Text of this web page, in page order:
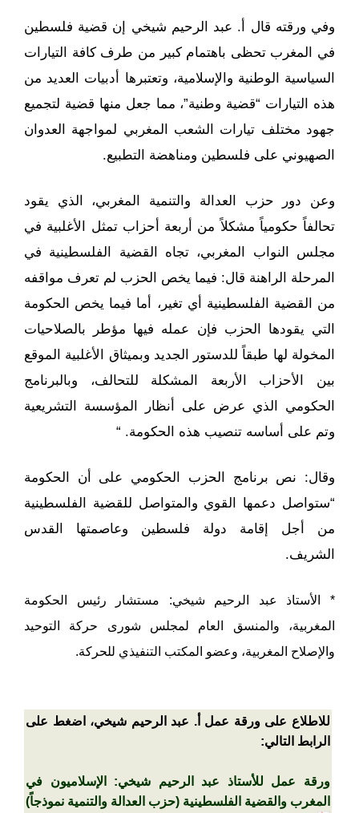
وفي ورقته قال أ. عبد الرحيم شيخي إن قضية فلسطين
في المغرب تحظى باهتمام كبير من طرف كافة التيارات
السياسية الوطنية والإسلامية، وتعتبرها أدبيات العديد من
هذه التيارات “قضية وطنية”، مما جعل منها قضية لتجميع
جهود مختلف تيارات الشعب المغربي لمواجهة العدوان
الصهيوني على فلسطين ومناهضة التطبيع.
وعن دور حزب العدالة والتنمية المغربي، الذي يقود
تحالفاً حكومياً مشكلاً من أربعة أحزاب تمثل الأغلبية في
مجلس النواب المغربي، تجاه القضية الفلسطينية في
المرحلة الراهنة قال: فيما يخص الحزب لم تعرف مواقفه
من القضية الفلسطينية أي تغير، أما فيما يخص الحكومة
التي يقودها الحزب فإن عمله فيها مؤطر بالصلاحيات
المخولة لها طبقاً للدستور الجديد وبميثاق الأغلبية الموقع
بين الأحزاب الأربعة المشكلة للتحالف، وبالبرنامج
الحكومي الذي عرض على أنظار المؤسسة التشريعية
وتم على أساسه تنصيب هذه الحكومة. “
وقال: نص برنامج الحزب الحكومي على أن الحكومة
“ستواصل دعمها القوي والمتواصل للقضية الفلسطينية
من أجل إقامة دولة فلسطين وعاصمتها القدس
الشريف.
* الأستاذ عبد الرحيم شيخي: مستشار رئيس الحكومة
المغربية، والمنسق العام لمجلس شورى حركة التوحيد
والإصلاح المغربية، وعضو المكتب التنفيذي للحركة.
للاطلاع على ورقة عمل أ. عبد الرحيم شيخي، اضغط على
الرابط التالي:
ورقة عمل للأستاذ عبد الرحيم شيخي: الإسلاميون في
المغرب والقضية الفلسطينية (حزب العدالة والتنمية نموذجاً)